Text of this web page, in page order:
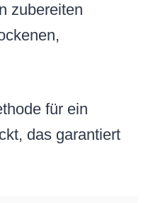
zubereiten
für ein
das garantiert